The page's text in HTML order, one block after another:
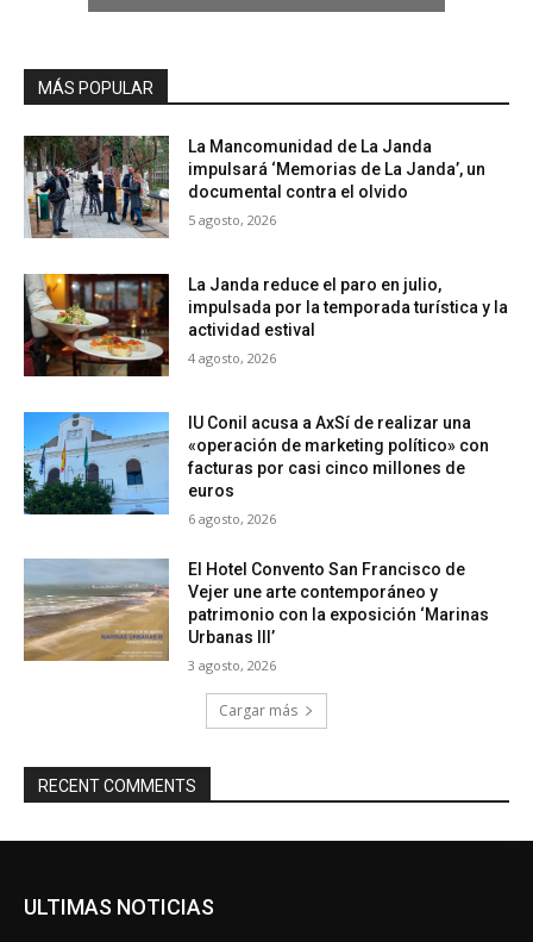
MÁS POPULAR
La Mancomunidad de La Janda
impulsará ‘Memorias de La Janda’, un
documental contra el olvido
5 agosto, 2026
La Janda reduce el paro en julio,
impulsada por la temporada turística y la
actividad estival
4 agosto, 2026
IU Conil acusa a AxSí de realizar una
«operación de marketing político» con
facturas por casi cinco millones de
euros
6 agosto, 2026
El Hotel Convento San Francisco de
Vejer une arte contemporáneo y
patrimonio con la exposición ‘Marinas
Urbanas III’
3 agosto, 2026
Cargar más
RECENT COMMENTS
ULTIMAS NOTICIAS